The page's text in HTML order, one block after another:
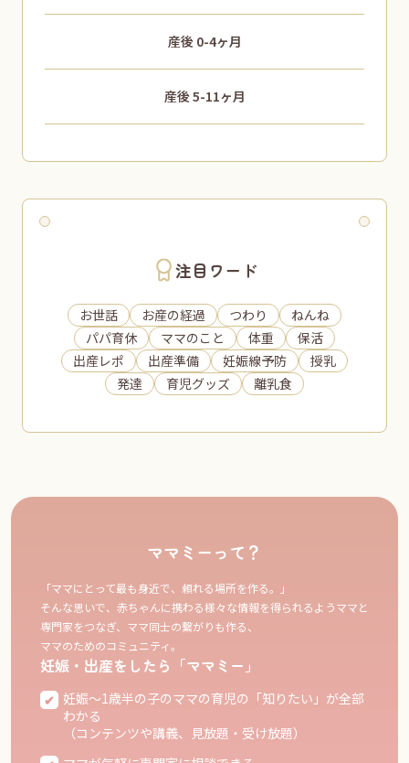
産後 0-4ヶ月
産後 5-11ヶ月
注目ワード
お世話 お産の経過 つわり
ねんね
パパ育休
ママのこと 体重
保活
出産レポ
出産準備 妊娠線予防
授乳
発達
育児グッズ 離乳食
ママミーって？
「ママにとって最も身近で、頼れる場所を作る。」
そんな思いで、赤ちゃんに携わる様々な情報を得られるようママと
専門家をつなぎ、ママ同士の繋がりも作る、
ママのためのコミュニティ。
妊娠・出産をしたら「ママミー」
妊娠〜1歳半の子のママの育児の「知りたい」が全部
わかる
（コンテンツや講義、見放題・受け放題）